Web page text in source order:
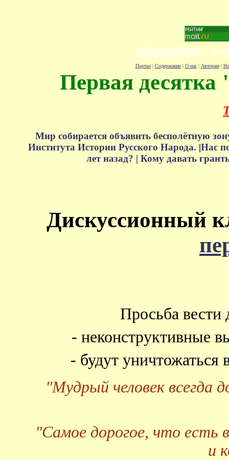
Портал| Содержание| О нас| Авторам|
Первая десятка
Мир собирается объявить бесполётную
Института Истории Русского Народа. |Нас
лет назад? | Кому давать
Дискуссионный
Просьба вести
- неконструктивные
- будут
"Мудрый человек всегда
"Самое дорогое, что есть
и